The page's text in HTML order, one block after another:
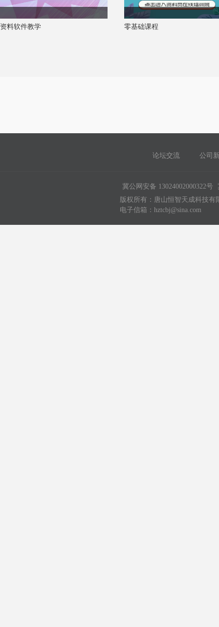
资料软件教学 零基础课程
论坛交流 公司
冀公网安备 13024002000322号
版权所有：唐山恒智天成科技有
电子信箱：hztcbj@sina.com